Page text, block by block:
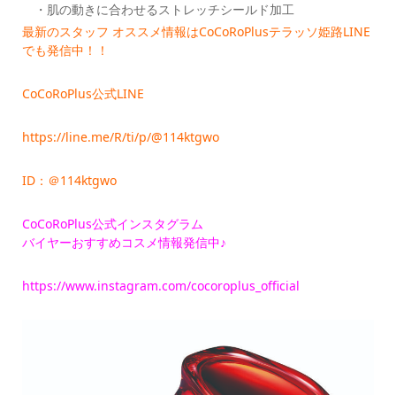
・肌の動きに合わせるストレッチシールド加工
最新のスタッフ オススメ情報はCoCoRoPlusテラッソ姫路LINE
でも発信中！！
CoCoRoPlus公式LINE
https://line.me/R/ti/p/@114ktgwo
ID：＠114ktgwo
CoCoRoPlus公式インスタグラム
バイヤーおすすめコスメ情報発信中♪
https://www.instagram.com/cocoroplus_official